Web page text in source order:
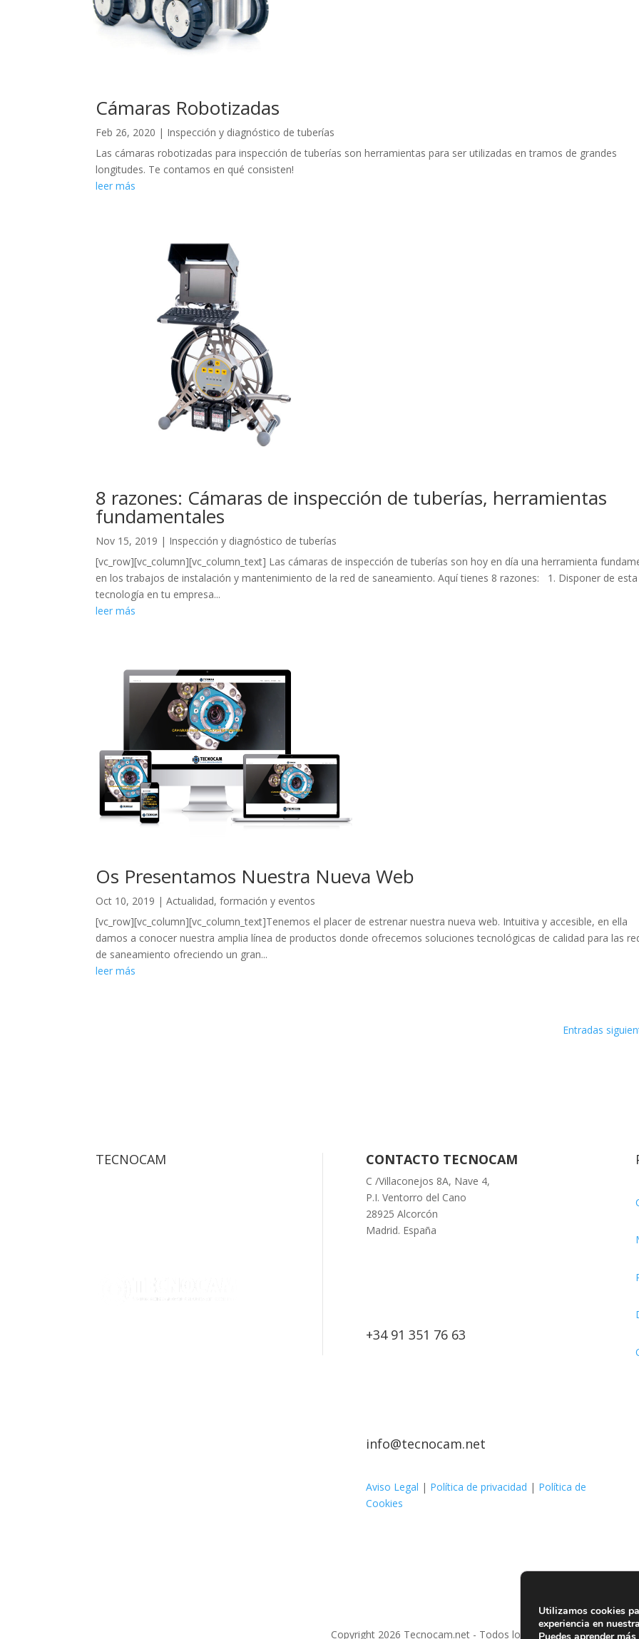
Cámaras Robotizadas
Feb 26, 2020 | Inspección y diagnóstico de tuberías
Las cámaras robotizadas para inspección de tuberías son herramientas para ser utilizadas en tramos de grandes
longitudes. Te contamos en qué consisten!
leer más
8 razones: Cámaras de inspección de tuberías, herramientas
fundamentales
Nov 15, 2019 | Inspección y diagnóstico de tuberías
[vc_row][vc_column][vc_column_text] Las cámaras de inspección de tuberías son hoy en día una herramienta
en los trabajos de instalación y mantenimiento de la red de saneamiento. Aquí tienes 8 razones: 1. Disponer de esta
tecnología en tu empresa...
leer más
Os Presentamos Nuestra Nueva Web
Oct 10, 2019 |Actualidad, formación y eventos
[vc_row][vc_column][vc_column_text]Tenemos el placer de estrenar nuestra nueva web. Intuitiva y accesible, en ella
damos a conocer nuestra amplia línea de productos donde ofrecemos soluciones tecnológicas de calidad para las
de saneamiento ofreciendo un gran...
leer más
Entradas
TECNOCAM CONTACTO TECNOCAM
C /Villaconejos 8A, Nave 4,
P.I. Ventorro del Cano
28925 Alcorcón
Madrid. España
+34 91 351 76 63
info@tecnocam.net
Aviso Legal | Política de privacidad | Política de
Cookies
Copyright 2026 Tecnocam.net - Todos los derechos Reservados
Utilizamos cookies
experiencia en